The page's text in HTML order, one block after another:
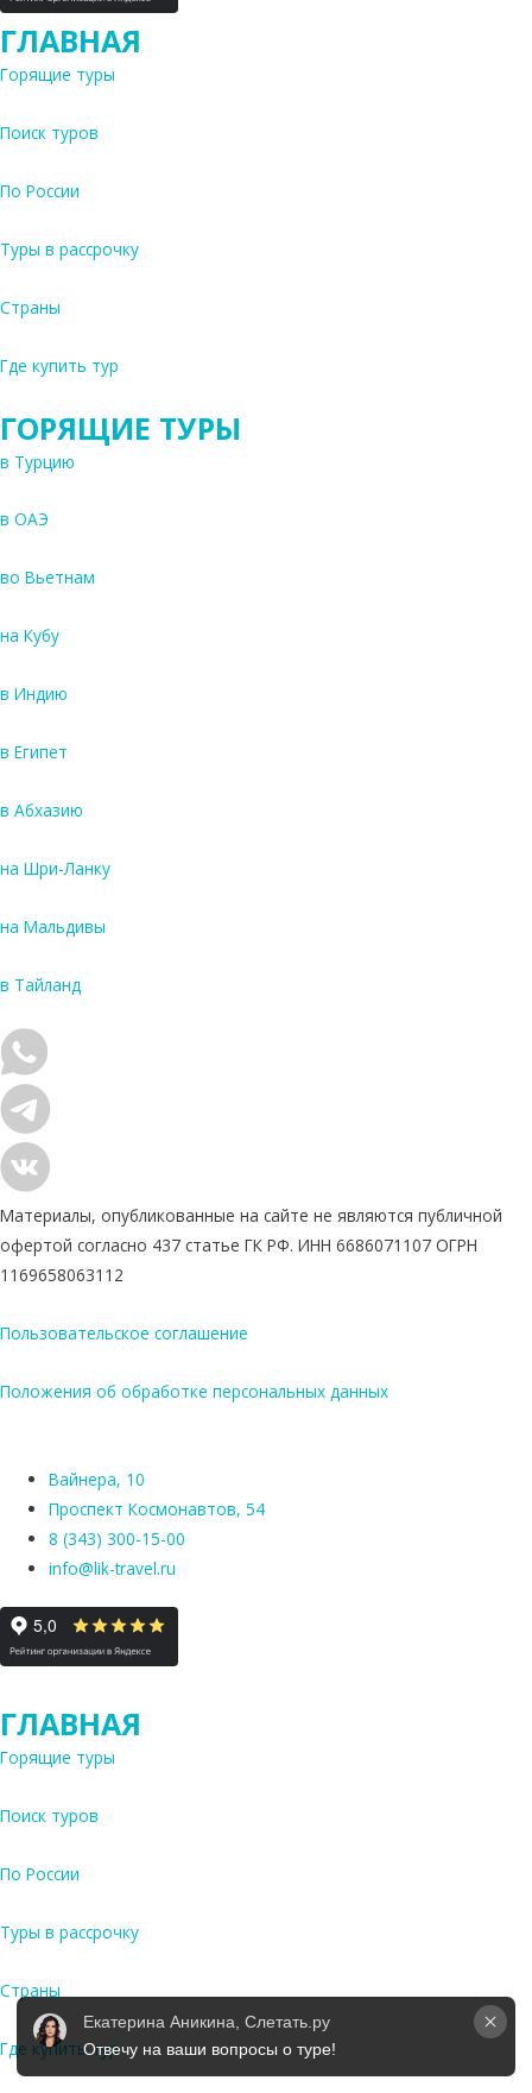
ГЛАВНАЯ
Горящие туры
Поиск туров
По России
Туры в рассрочку
Страны
Где купить тур
ГОРЯЩИЕ ТУРЫ
в Турцию
в ОАЭ
во Вьетнам
на Кубу
в Индию
в Египет
в Абхазию
на Шри-Ланку
на Мальдивы
в Тайланд
Материалы, опубликованные на сайте не являются публичной
офертой согласно 437 статье ГК РФ. ИНН 6686071107 ОГРН
1169658063112
Пользовательское соглашение
Положения об обработке персональных данных
Вайнера, 10
Проспект Космонавтов, 54
8 (343) 300-15-00
info@lik-travel.ru
ГЛАВНАЯ
Горящие туры
Поиск туров
По России
Туры в рассрочку
Страны
Где купить тур
Екатерина Аникина, Слетать.ру
Отвечу на ваши вопросы о туре!